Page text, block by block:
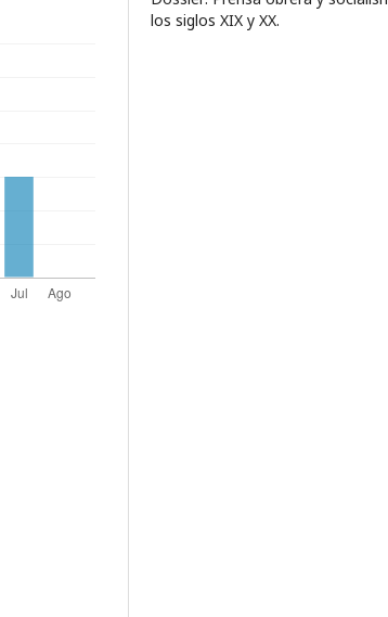
los siglos XIX y XX.